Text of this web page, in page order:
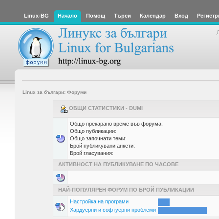
Linux-BG Начало Помощ Търси Календар Вход
Linux за българи: Форуми
ОБЩИ СТАТИСТИКИ - DUMI
Общо прекарано време във форума:
Общо публикации:
Общо започнати теми:
Брой публикувани анкети:
Брой гласувания:
АКТИВНОСТ НА ПУБЛИКУВАНЕ ПО ЧАСОВЕ
НАЙ-ПОПУЛЯРЕН ФОРУМ ПО БРОЙ ПУБЛИКАЦИИ
Настройка на програми
Хардуерни и софтуерни проблеми